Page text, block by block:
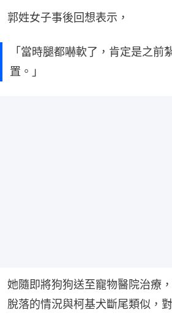
郭姓女子事後回想表示，
「當時腿都嚇軟了，肯定是之前
置。」
她隨即將狗狗送至寵物醫院治療
脫落的情況與柯基犬斷尾類似，